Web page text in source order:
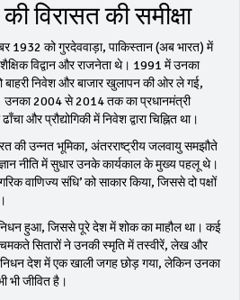
विरासत की समीक्षा
1932 को गुरदेववाड़ा, पाकिस्तान (अब भारत) में
विद्वान और राजनेता थे। 1991 में उनका
बाहरी निवेश और बाजार खुलापन की ओर ले गई,
उनका 2004 से 2014 तक का प्रधानमंत्री
और प्रौद्योगिकी में निवेश द्वारा चिह्नित था।
की उन्नत भूमिका, अंतरराष्ट्रीय जलवायु समझौते
नीति में सुधार उनके कार्यकाल के मुख्य पहलू थे।
वाणिज्य संधि’ को साकार किया, जिससे दो पक्षों
हुआ, जिससे पूरे देश में शोक का माहौल था। कई
सितारों ने उनकी स्मृति में तस्वीरें, लेख और
देश में एक खाली जगह छोड़ गया, लेकिन उनका
भी जीवित है।